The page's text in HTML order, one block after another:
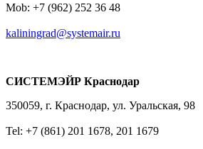
Mob: +7 (962) 252 36 48
kaliningrad@systemair.ru
СИСТЕМЭЙР Краснодар
350059, г. Краснодар, ул. Уральская, 98
Tel: +7 (861) 201 1678, 201 1679